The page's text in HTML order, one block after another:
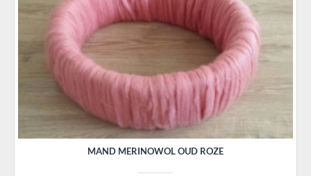
MAND MERINOWOL OUD ROZE